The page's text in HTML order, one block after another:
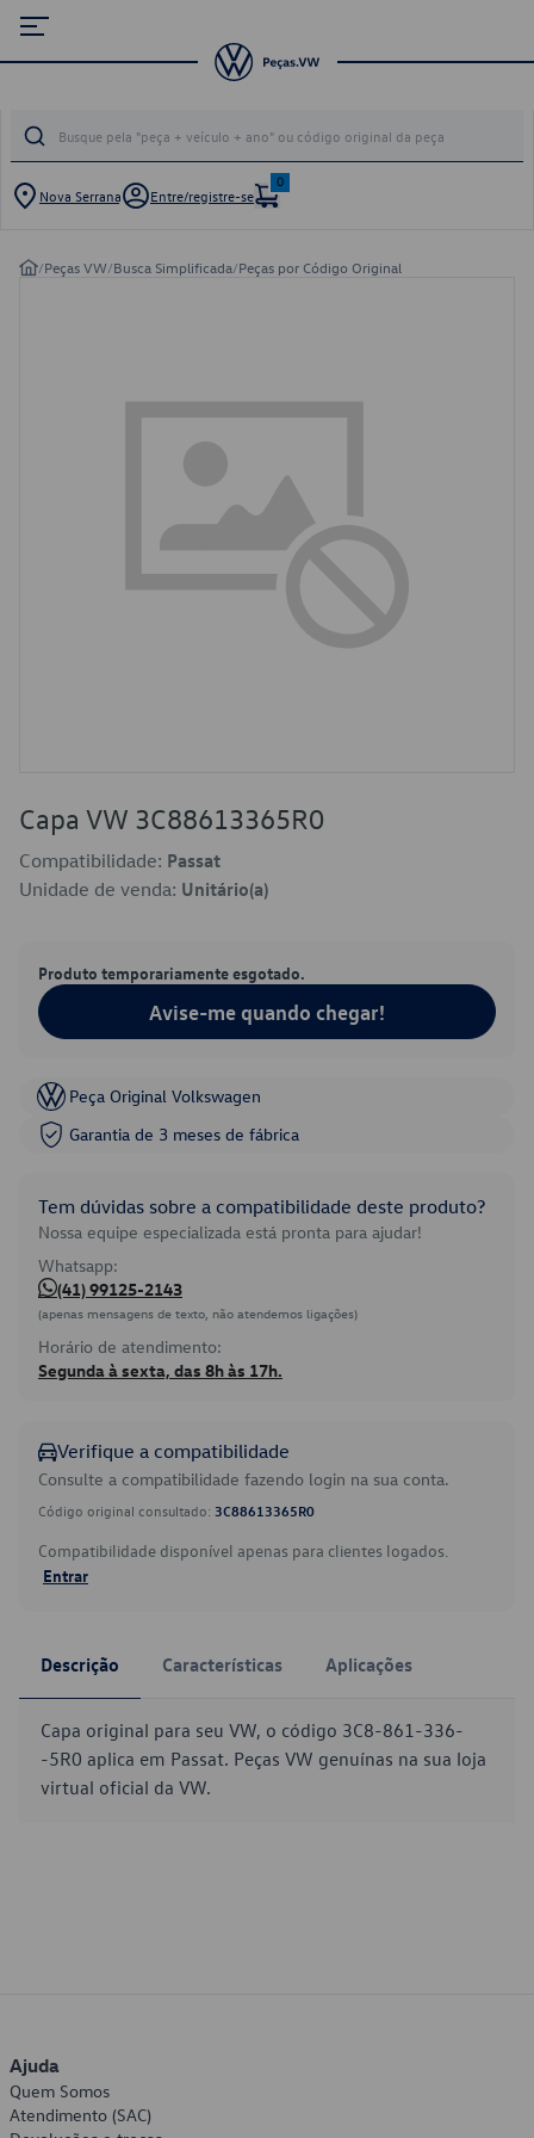
Nova Serrana Entre/registre-se
0
/Peças VW/Busca Simplificada/Peças por Código Original
Capa VW 3C88613365R0
Compatibilidade: Passat
Unidade de venda: Unitário(a)
Produto temporariamente esgotado.
Avise-me quando chegar!
Peça Original Volkswagen
Garantia de 3 meses de fábrica
Tem dúvidas sobre a compatibilidade deste produto?
Nossa equipe especializada está pronta para ajudar!
Whatsapp:
(41) 99125-2143
(apenas mensagens de texto, não atendemos ligações)
Horário de atendimento:
Segunda à sexta, das 8h às 17h.
Verifique a compatibilidade
Consulte a compatibilidade fazendo login na sua conta.
Código original consultado: 3C88613365R0
Compatibilidade disponível apenas para clientes logados.
Entrar
Descrição Características Aplicações
Capa original para seu VW, o código 3C8-861-336-
-5R0 aplica em Passat. Peças VW genuínas na sua loja
virtual oficial da VW.
Ajuda
Quem Somos
Atendimento (SAC)